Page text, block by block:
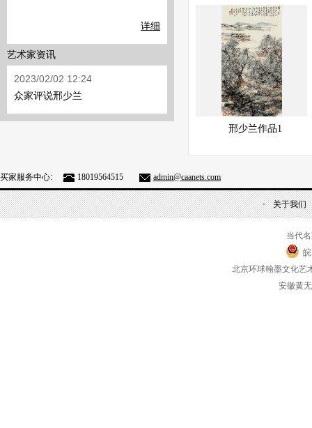
详细
艺术家资讯
2023/02/02 12:24
众家评说邢少兰
展示中 快速查看
邢少兰作品1
买家服务中心: 18019564515 admin@caanets.com
关于我们
当代
北京环球翰墨文化艺
安徽黄